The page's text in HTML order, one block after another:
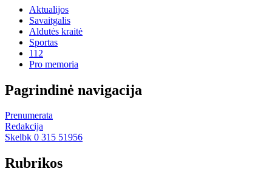
Aktualijos
Savaitgalis
Aldutės kraitė
Sportas
112
Pro memoria
Pagrindinė navigacija
Prenumerata
Redakcija
Skelbk 0 315 51956
Rubrikos